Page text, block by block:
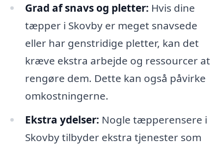
Grad af snavs og pletter: Hvis dine
tæpper i Skovby er meget snavsede
eller har genstridige pletter, kan det
kræve ekstra arbejde og ressourcer at
rengøre dem. Dette kan også påvirke
omkostningerne.
Ekstra ydelser: Nogle tæpperensere i
Skovby tilbyder ekstra tjenester som